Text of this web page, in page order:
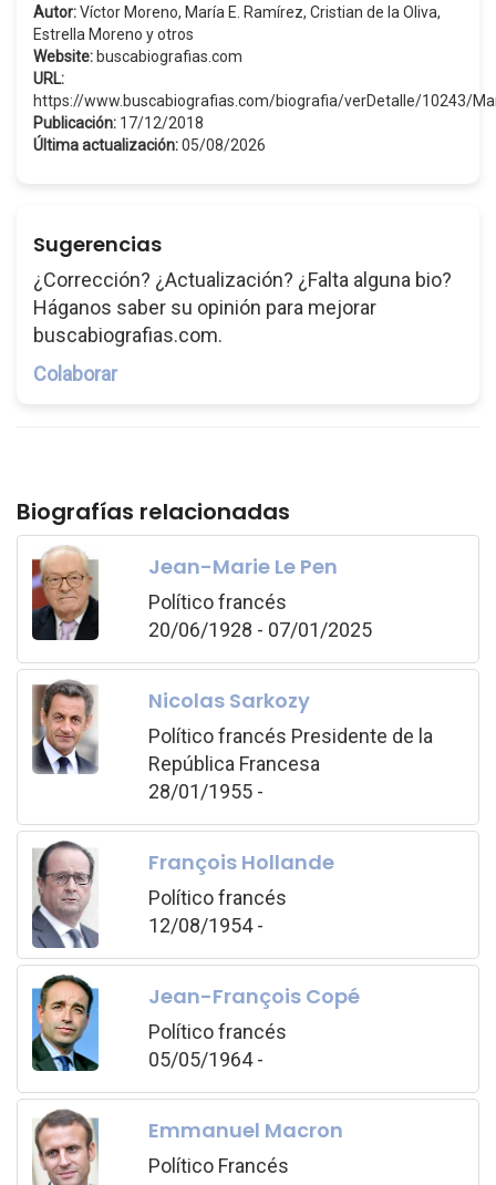
Autor:Víctor Moreno, María E. Ramírez, Cristian de la Oliva,
Estrella Moreno y otros
Website: buscabiografias.com
URL:
https://www.buscabiografias.com/biografia/verDetalle/10243/
Publicación: 17/12/2018
Última actualización:05/08/2026
Sugerencias
¿Corrección? ¿Actualización? ¿Falta alguna bio?
Háganos saber su opinión para mejorar
buscabiografias.com.
Colaborar
Biografías relacionadas
Jean-Marie Le Pen
Político francés
20/06/1928 - 07/01/2025
Nicolas Sarkozy
Político francés Presidente de la
República Francesa
28/01/1955 -
François Hollande
Político francés
12/08/1954 -
Jean-François Copé
Político francés
05/05/1964 -
Emmanuel Macron
Político Francés